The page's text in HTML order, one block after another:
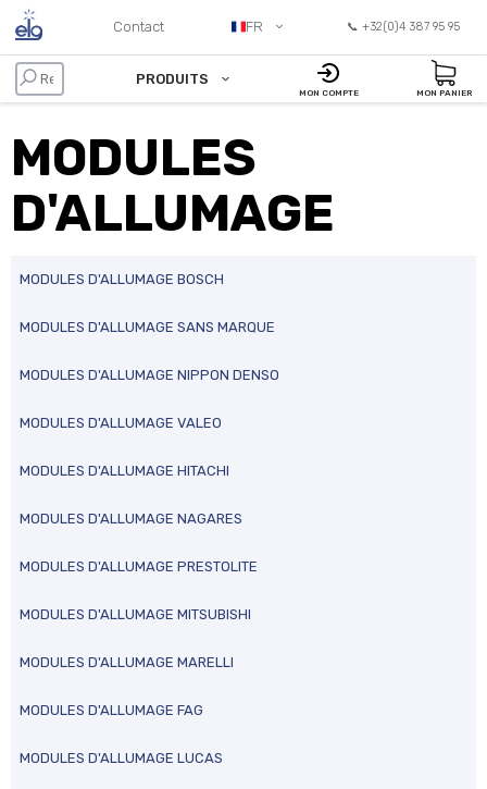
Contact FR 📞 +32(0)4 387 95 95
PRODUITS
MON COMPTE MON PANIER
MODULES
D'ALLUMAGE
MODULES D'ALLUMAGE BOSCH
MODULES D'ALLUMAGE SANS MARQUE
MODULES D'ALLUMAGE NIPPON DENSO
MODULES D'ALLUMAGE VALEO
MODULES D'ALLUMAGE HITACHI
MODULES D'ALLUMAGE NAGARES
MODULES D'ALLUMAGE PRESTOLITE
MODULES D'ALLUMAGE MITSUBISHI
MODULES D'ALLUMAGE MARELLI
MODULES D'ALLUMAGE FAG
MODULES D'ALLUMAGE LUCAS